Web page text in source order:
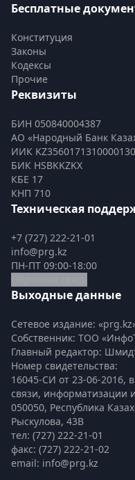
Бесплатные
Конституция
Законы
Кодексы
Прочие
Реквизиты
БИН 050840004387
АО «Народный Банк
ИИК
БИК HSBKKZKX
КБЕ 17
КНП 710
Техническая
+7 (727) 222-21-01
info@prg.kz
ПН-ПТ 09:00-18:00
Выходные данные
Сетевое издание:
Собственник: ТОО
Главный редактор:
Номер свидетельства:
16045-СИ от 23-06-2016,
связи,
050050, Республика
Рыскулова, 43В
тел: (727) 222-21-01
факс: (727) 222-21-02
email: info@prg.kz